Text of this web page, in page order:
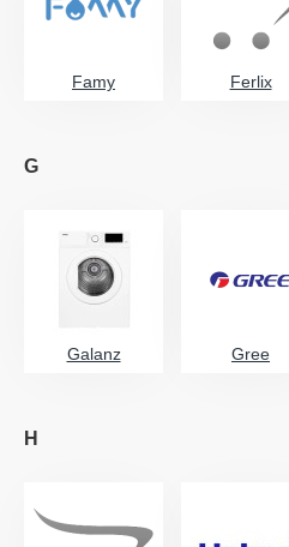
Famy Ferlix
G
Galanz Gree
H